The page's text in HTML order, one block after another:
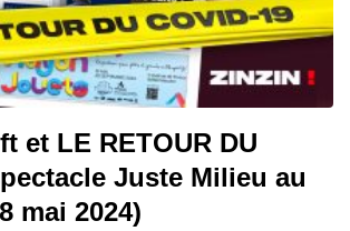
et LE RETOUR DU
Juste Milieu au
mai 2024)